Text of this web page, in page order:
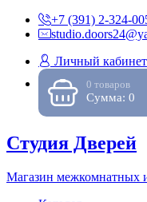
+7 (391) 2-324-
Личный кабинет
0 товаров
Сумма: 0
Студия Дверей
Магазин межкомнатных